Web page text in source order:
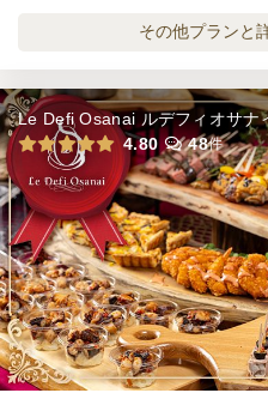
けやき
≪寿司
いぶき
ケー
≪寿司
さつき
ケー
≪寿司
その他プランと
Le Defi Osanai ルデフィオサナ
4.80
48件